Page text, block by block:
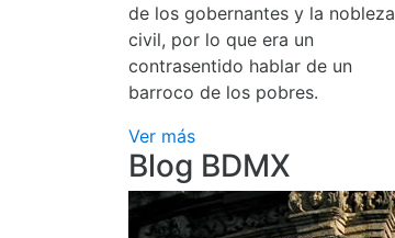
de los gobernantes y la nobleza
civil, por lo que era un
contrasentido hablar de un
barroco de los pobres.
Ver más
Blog BDMX